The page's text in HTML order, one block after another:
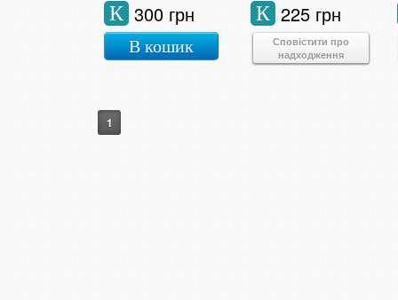
300 грн
К
В кошик
225 грн
К
Сповістити про
надходження
1